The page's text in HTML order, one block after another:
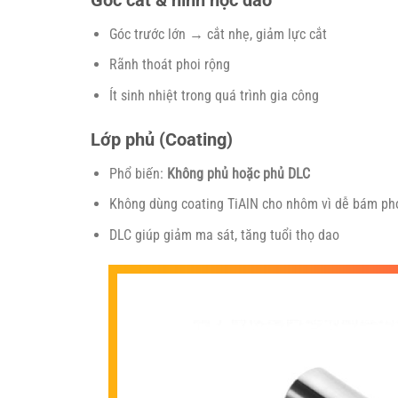
Góc trước lớn → cắt nhẹ, giảm lực cắt
Rãnh thoát phoi rộng
Ít sinh nhiệt trong quá trình gia công
Lớp phủ (Coating)
Phổ biến: Không phủ hoặc phủ DLC
Không dùng coating TiAlN cho nhôm vì dễ bám
DLC giúp giảm ma sát, tăng tuổi thọ dao